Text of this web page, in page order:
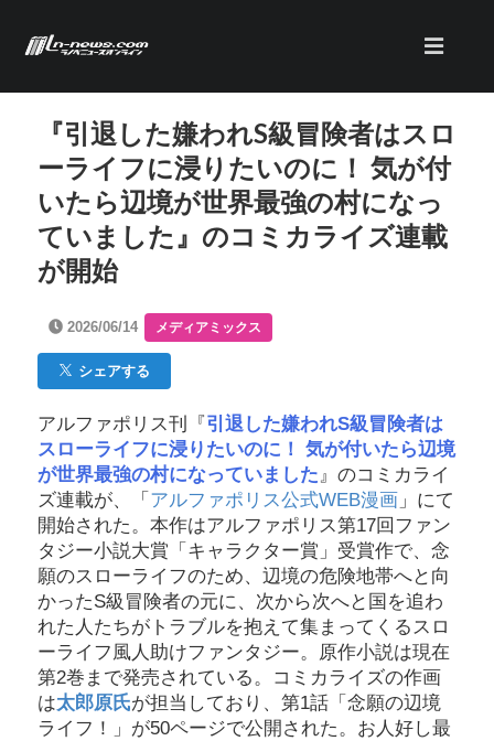
『引退した嫌われS級冒険者はスロ
ーライフに浸りたいのに！ 気が付
いたら辺境が世界最強の村になっ
ていました』のコミカライズ連載
が開始
2026/06/14 メディアミックス
シェアする
アルファポリス刊『 引退した嫌われS級冒険者は
スローライフに浸りたいのに！ 気が付いたら辺境
が世界最強の村になっていました』のコミカライ
ズ連載が、「 アルファポリス公式WEB漫画 」にて
開始された。本作はアルファポリス第17回ファン
タジー小説大賞「キャラクター賞」受賞作で、念
願のスローライフのため、辺境の危険地帯へと向
かったS級冒険者の元に、次から次へと国を追わ
れた人たちがトラブルを抱えて集まってくるスロ
ーライフ風人助けファンタジー。原作小説は現在
第2巻まで発売されている。コミカライズの作画
は太郎原氏が担当しており、第1話「念願の辺境
ライフ！」が50ページで公開された。お人好し最